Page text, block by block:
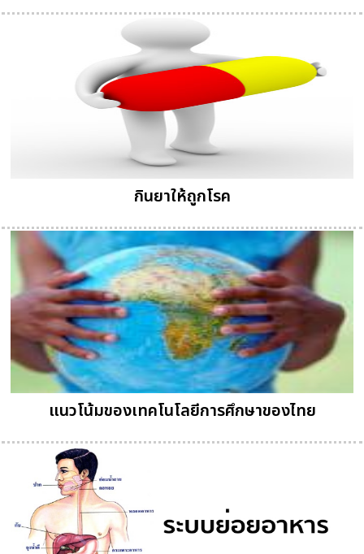
กินยาให้ถูกโรค
แนวโน้มของเทคโนโลยีการศึกษาของไทย